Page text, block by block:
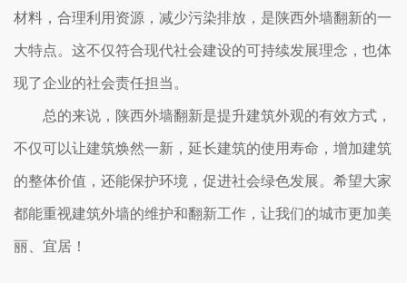
材料，合理利用资源，减少污染排放，是陕西外墙翻新的一
大特点。这不仅符合现代社会建设的可持续发展理念，也体
现了企业的社会责任担当。
总的来说，陕西外墙翻新是提升建筑外观的有效方式，
不仅可以让建筑焕然一新，延长建筑的使用寿命，增加建筑
的整体价值，还能保护环境，促进社会绿色发展。希望大家
都能重视建筑外墙的维护和翻新工作，让我们的城市更加美
丽、宜居！